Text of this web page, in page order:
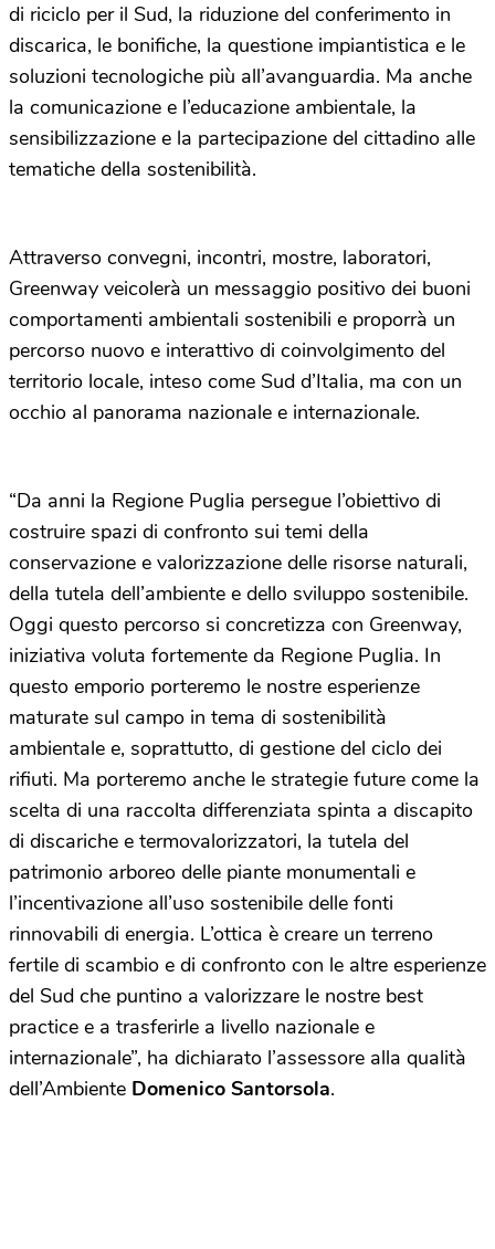
di riciclo per il Sud, la riduzione del conferimento in
discarica, le bonifiche, la questione impiantistica e le
soluzioni tecnologiche più all’avanguardia. Ma anche
la comunicazione e l’educazione ambientale, la
sensibilizzazione e la partecipazione del cittadino alle
tematiche della sostenibilità.
Attraverso convegni, incontri, mostre, laboratori,
Greenway veicolerà un messaggio positivo dei buoni
comportamenti ambientali sostenibili e proporrà un
percorso nuovo e interattivo di coinvolgimento del
territorio locale, inteso come Sud d’Italia, ma con un
occhio al panorama nazionale e internazionale.
“Da anni la Regione Puglia persegue l’obiettivo di
costruire spazi di confronto sui temi della
conservazione e valorizzazione delle risorse naturali,
della tutela dell’ambiente e dello sviluppo sostenibile.
Oggi questo percorso si concretizza con Greenway,
iniziativa voluta fortemente da Regione Puglia. In
questo emporio porteremo le nostre esperienze
maturate sul campo in tema di sostenibilità
ambientale e, soprattutto, di gestione del ciclo dei
rifiuti. Ma porteremo anche le strategie future come la
scelta di una raccolta differenziata spinta a discapito
di discariche e termovalorizzatori, la tutela del
patrimonio arboreo delle piante monumentali e
l’incentivazione all’uso sostenibile delle fonti
rinnovabili di energia. L’ottica è creare un terreno
fertile di scambio e di confronto con le altre esperienze
del Sud che puntino a valorizzare le nostre best
practice e a trasferirle a livello nazionale e
internazionale”, ha dichiarato l’assessore alla qualità
dell’Ambiente Domenico Santorsola.